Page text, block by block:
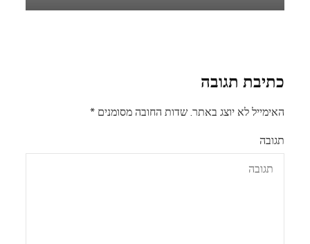
כתיבת תגובה
האימייל לא יוצג באתר. שדות החובה מסומנים*
תגובה